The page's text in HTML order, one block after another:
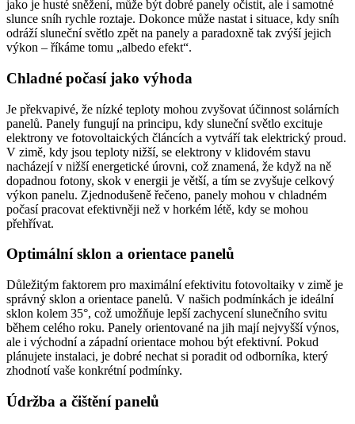
jako je husté sněžení, může být dobré panely očistit, ale i samotné
slunce sníh rychle roztaje. Dokonce může nastat i situace, kdy sníh
odráží sluneční světlo zpět na panely a paradoxně tak zvýší jejich
výkon – říkáme tomu „albedo efekt“.
Chladné počasí jako výhoda
Je překvapivé, že nízké teploty mohou zvyšovat účinnost solárních
panelů. Panely fungují na principu, kdy sluneční světlo excituje
elektrony ve fotovoltaických článcích a vytváří tak elektrický proud.
V zimě, kdy jsou teploty nižší, se elektrony v klidovém stavu
nacházejí v nižší energetické úrovni, což znamená, že když na ně
dopadnou fotony, skok v energii je větší, a tím se zvyšuje celkový
výkon panelu. Zjednodušeně řečeno, panely mohou v chladném
počasí pracovat efektivněji než v horkém létě, kdy se mohou
přehřívat.
Optimální sklon a orientace panelů
Důležitým faktorem pro maximální efektivitu fotovoltaiky v zimě je
správný sklon a orientace panelů. V našich podmínkách je ideální
sklon kolem 35°, což umožňuje lepší zachycení slunečního svitu
během celého roku. Panely orientované na jih mají nejvyšší výnos,
ale i východní a západní orientace mohou být efektivní. Pokud
plánujete instalaci, je dobré nechat si poradit od odborníka, který
zhodnotí vaše konkrétní podmínky.
Údržba a čištění panelů